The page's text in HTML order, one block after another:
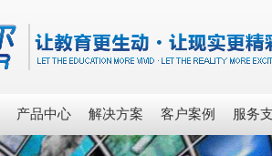
产品中心 解决方案 客户案例 服务